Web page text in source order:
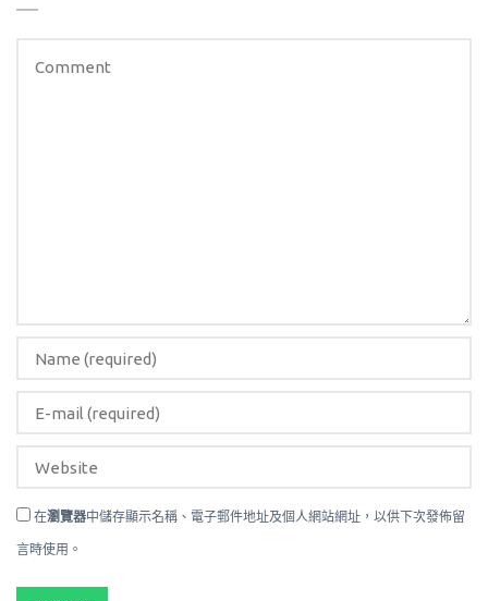
在瀏覽器中儲存顯示名稱、電子郵件地址及個人網站網址，以供下次發佈留
言時使用。